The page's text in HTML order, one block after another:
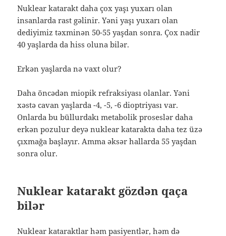
Nuklear katarakt daha çox yaşı yuxarı olan
insanlarda rast gəlinir. Yəni yaşı yuxarı olan
dediyimiz təxminən 50-55 yaşdan sonra. Çox nadir
40 yaşlarda da hiss oluna bilər.
Erkən yaşlarda nə vaxt olur?
Daha öncədən miopik refraksiyası olanlar. Yəni
xəstə cavan yaşlarda -4, -5, -6 dioptriyası var.
Onlarda bu büllurdakı metabolik proseslər daha
erkən pozulur deyə nuklear katarakta daha tez üzə
çıxmağa başlayır. Amma əksər hallarda 55 yaşdan
sonra olur.
Nuklear katarakt gözdən qaça
bilər
Nuklear kataraktlar həm pasiyentlər, həm də